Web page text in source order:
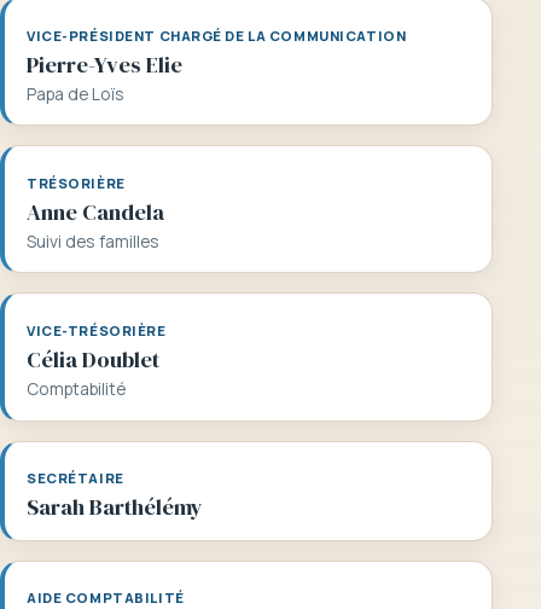
VICE-PRÉSIDENT CHARGÉ DE LA COMMUNICATION
Pierre-Yves Elie
Papa de Loïs
TRÉSORIÈRE
Anne Candela
Suivi des familles
VICE-TRÉSORIÈRE
Célia Doublet
Comptabilité
SECRÉTAIRE
Sarah Barthélémy
AIDE COMPTABILITÉ